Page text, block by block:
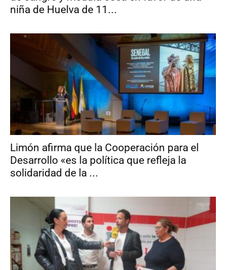
niña de Huelva de 11...
Limón afirma que la Cooperación para el
Desarrollo «es la política que refleja la
solidaridad de la ...